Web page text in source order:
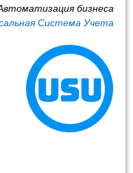
бизнеса
Система Учета